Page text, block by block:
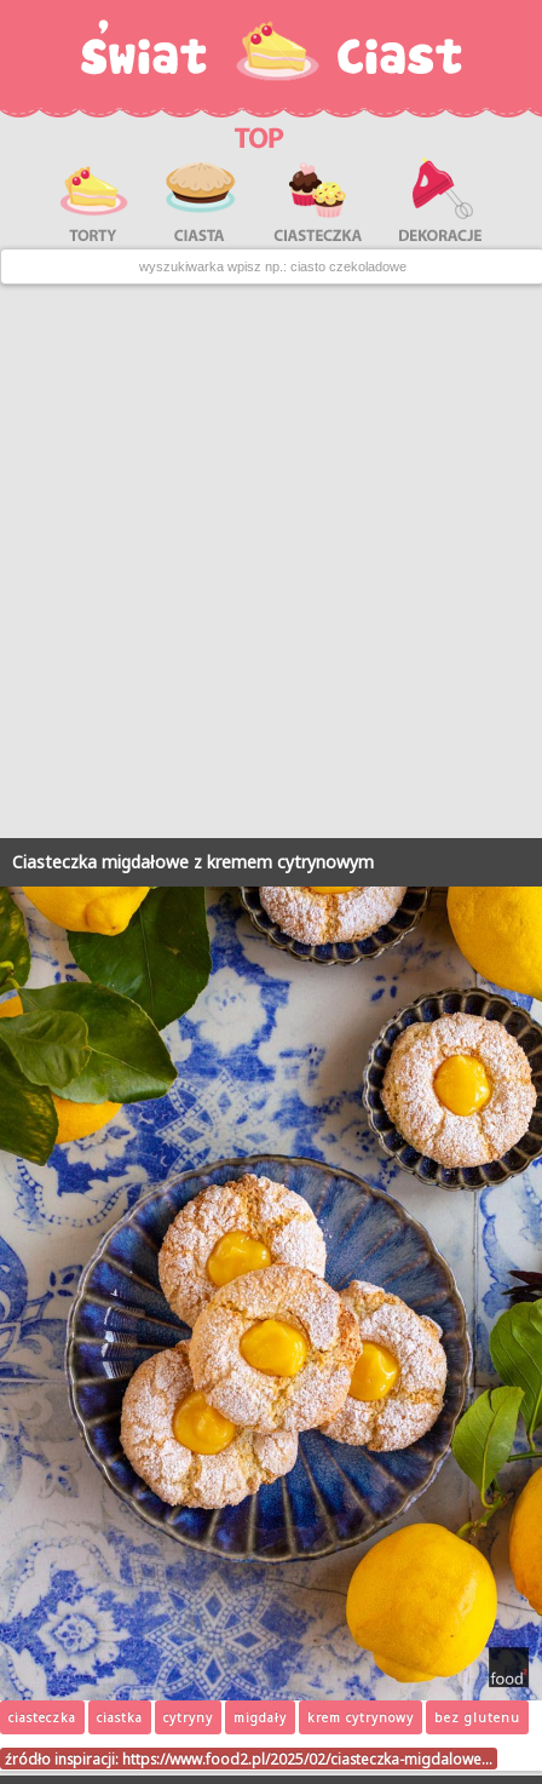
Ciasteczka migdałowe z kremem cytrynowym
ciasteczka ciastka cytryny migdały krem cytrynowy bez glutenu
źródło inspiracji: https://www.food2.pl/2025/02/ciasteczka-migdalowe…